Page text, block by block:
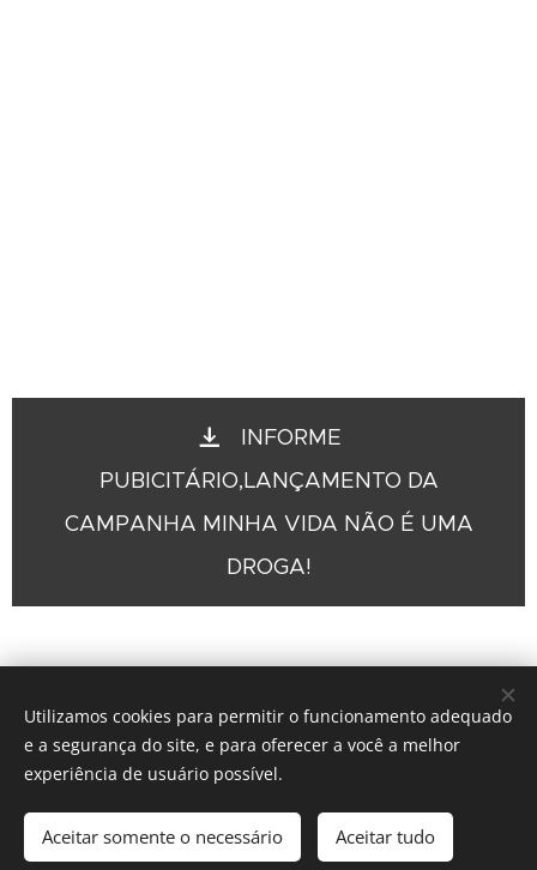
INFORME
PUBICITÁRIO,LANÇAMENTO DA
CAMPANHA MINHA VIDA NÃO É UMA
DROGA!
© 2016 The Crosshairs / Nenhuma guitarra foi quebrada na
construção deste site.
Desenvolvido porWebnode Cookies
Utilizamos cookies para permitir o funcionamento adequado
e a segurança do site, e para oferecer a você a melhor
experiência de usuário possível.
Aceitar somente o necessário Aceitar tudo